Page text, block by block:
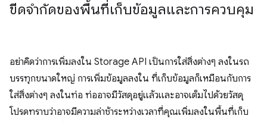
ขีดจำกัดของพื้นที่เก็บข้อมูลและการควบคุม
อย่าคิดว่าการเพิ่มลงใน Storage API เป็นการใส่สิ่งต่างๆ ลงในรถ
บรรทุกขนาดใหญ่ การเพิ่มข้อมูลลงใน ที่เก็บข้อมูลก็เหมือนกับการ
ใส่สิ่งต่างๆ ลงในท่อ ท่ออาจมีวัสดุอยู่แล้วและอาจเต็มไปด้วยวัสดุ
โปรดทราบว่าอาจมีความล่าช้าระหว่างเวลาที่คุณเพิ่มลงในพื้นที่เก็บ